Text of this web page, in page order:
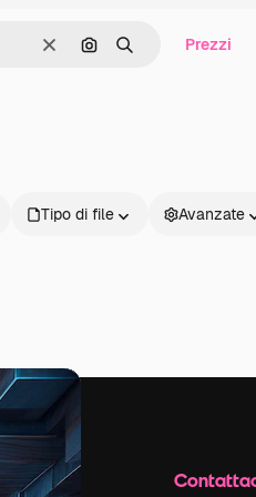
CancellaCerca per immagine
Ricerca Prezzi
Tipo di file Avanzate
Azienda